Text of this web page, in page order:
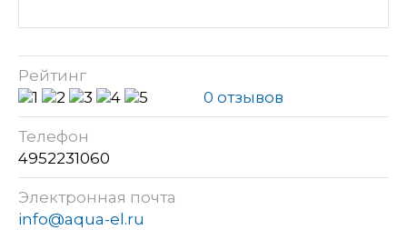
Рейтинг
0 отзывов
Телефон
4952231060
Электронная почта
info@aqua-el.ru